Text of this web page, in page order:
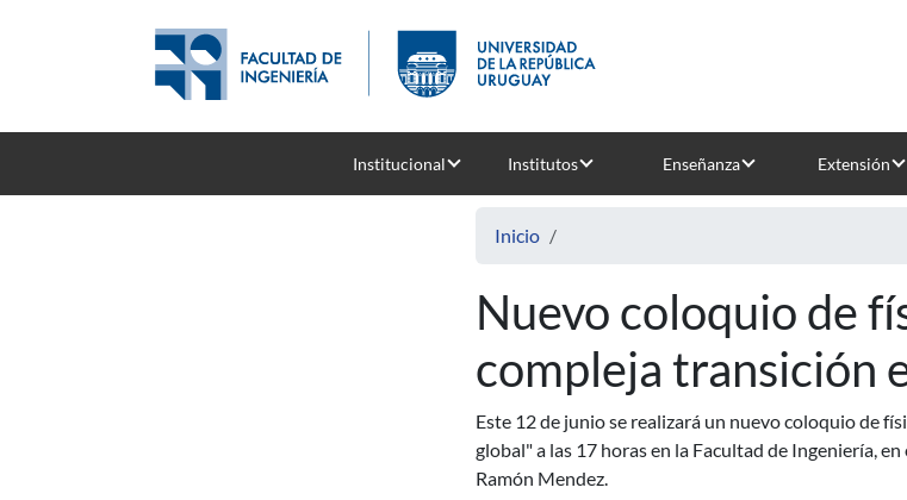
Institucional Institutos Enseñanza Extensión
Inicio
Nuevo coloquio de
compleja transición
Este 12 de junio se realizará un nuevo coloquio de
global" a las 17 horas en la Facultad de Ingeniería,
Ramón Mendez.